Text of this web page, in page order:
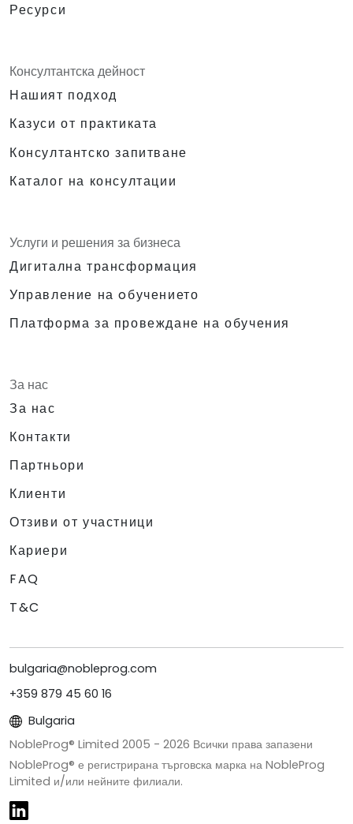
Ресурси
Консултантска дейност
Нашият подход
Казуси от практиката
Консултантско запитване
Каталог на консултации
Услуги и решения за бизнеса
Дигитална трансформация
Управление на oбучението
Платформа за провеждане на обучения
За нас
За нас
Контакти
Партньори
Клиенти
Отзиви от участници
Кариери
FAQ
T&C
bulgaria@nobleprog.com
+359 879 45 60 16
Bulgaria
NobleProg® Limited 2005 - 2026 Всички права запазени
NobleProg® е регистрирана търговска марка на NobleProg
Limited и/или нейните филиали.